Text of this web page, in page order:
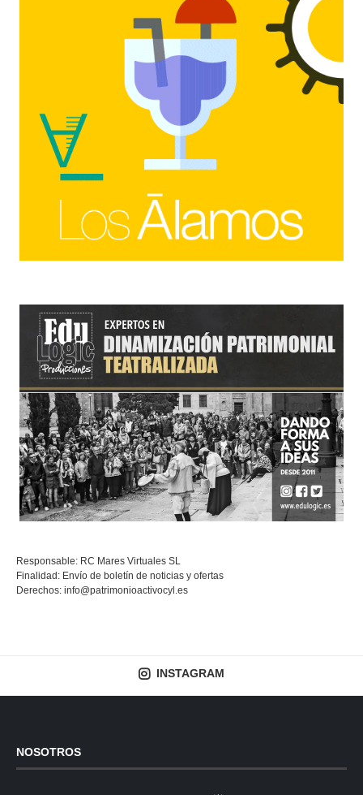
Responsable: RC Mares Virtuales SL
Finalidad: Envío de boletín de noticias y ofertas
Derechos: info@patrimonioactivocyl.es
INSTAGRAM
NOSOTROS